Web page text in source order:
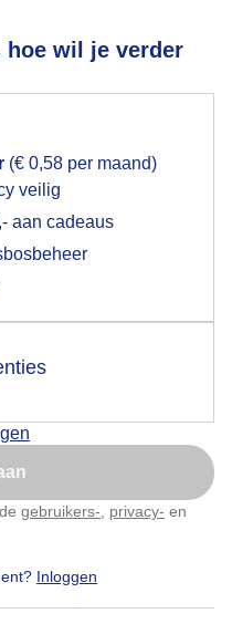
hoe wil je verder
(€ 0,58 per maand)
veilig
aan cadeaus
gebruikers- privacy- en
Inloggen
voor het
op hebt gegeven,
uit je browser waarin
popup
later
te passen